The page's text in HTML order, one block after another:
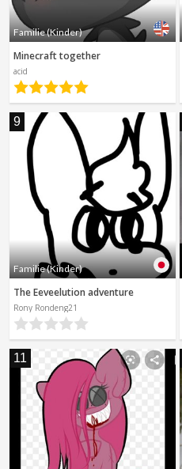
Familie (Kinder)
Minecraft together
acid
9
Familie (Kinder)
The Eeveelution adventure
Rony Rondeng21
11